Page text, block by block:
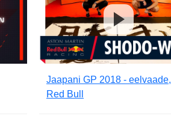
Jaapani GP 2018 - eelvaade,
Red Bull